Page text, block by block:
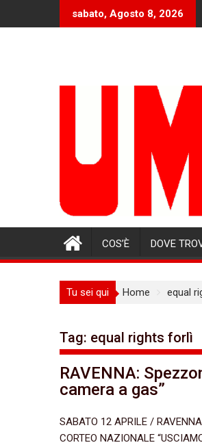
sabato, Agosto 8, 2026
COS’È DOVE
Tu sei qui Home equal
Tag: equal rights forlì
RAVENNA:
camera a gas”
SABATO 12 APRILE /
CORTEO NAZIONALE